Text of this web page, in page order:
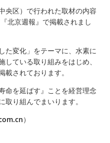
央区）で行われた取材の内容
北京週報』で掲載されまし
た変化」をテーマに、水素に
ている取り組みをはじめ、
されております。
命を延ばす』ことを経営理念
り組んでまいります。
）